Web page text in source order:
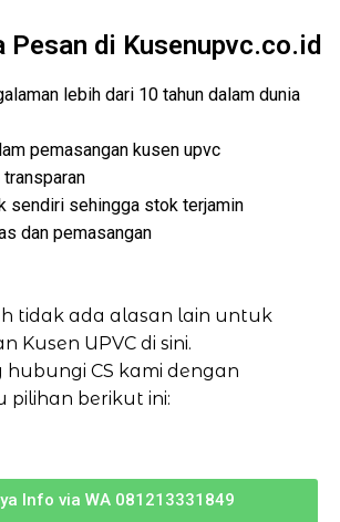
Pesan di Kusenupvc.co.id
lebih dari 10 tahun dalam dunia
pemasangan kusen upvc
transparan
sendiri sehingga stok terjamin
dan pemasangan
tidak ada alasan lain untuk
Kusen UPVC di sini.
hubungi CS kami dengan
pilihan berikut ini:
Info via WA 081213331849